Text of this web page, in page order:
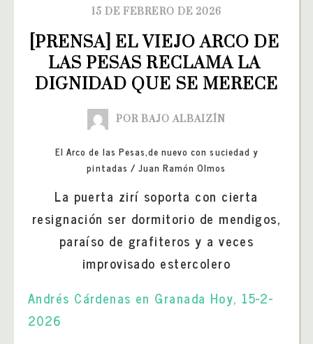
15 DE FEBRERO DE 2026
[PRENSA] EL VIEJO ARCO DE
LAS PESAS RECLAMA LA
DIGNIDAD QUE SE MERECE
POR BAJO ALBAIZÍN
El Arco de las Pesas,de nuevo con suciedad y
pintadas / Juan Ramón Olmos
La puerta zirí soporta con cierta
resignación ser dormitorio de mendigos,
paraíso de grafiteros y a veces
improvisado estercolero
Andrés Cárdenas en Granada Hoy, 15-2-
2026